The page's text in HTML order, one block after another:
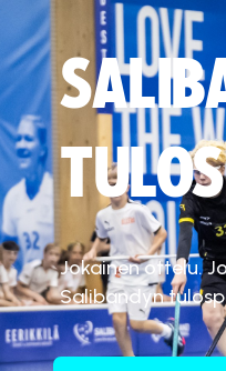
Jokainen ottelu.
Salibandyn